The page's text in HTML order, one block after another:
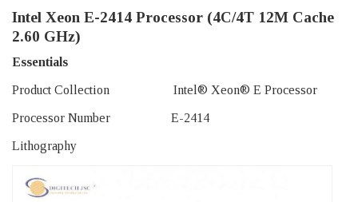
Intel Xeon E-2414 Processor (4C/4T 12M Cache
2.60 GHz)
Essentials
Product Collection Intel® Xeon® E Processor
Processor Number E-2414
Lithography